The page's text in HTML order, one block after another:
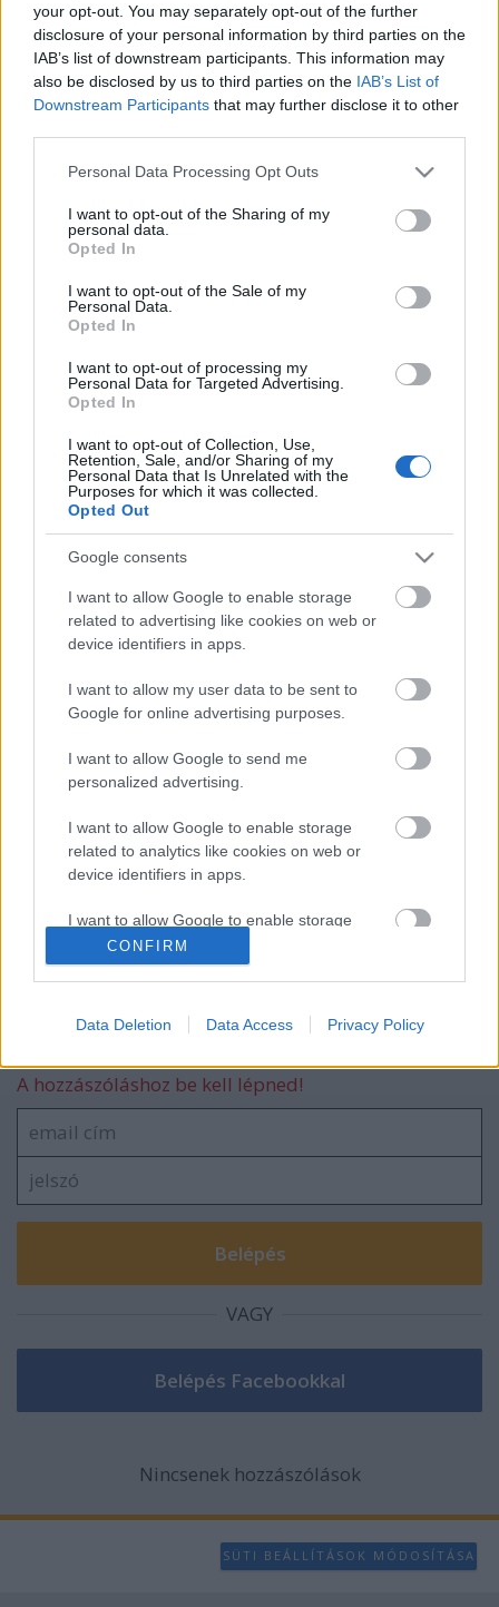
your opt-out. You may separately opt-out of the further
disclosure of your personal information by third parties on the
IAB’s list of downstream participants. This information may
also be disclosed by us to third parties on the IAB’s List of
Downstream Participants that may further disclose it to other
Please note that this website/app uses one or more Google
not limited to your visit or usage behaviour. You may click to
grant or deny consent to Google and its third-party tags to
use your data for below specified purposes in below Google
consent section.
Personal Data Processing Opt Outs
I want to opt-out of the Sharing of my
personal data.
Opted In
I want to opt-out of the Sale of my
Personal Data.
Opted In
I want to opt-out of processing my
Personal Data for Targeted Advertising.
Opted In
I want to opt-out of Collection, Use,
Retention, Sale, and/or Sharing of my
Personal Data that Is Unrelated with the
Purposes for which it was collected.
Opted Out
Google consents
I want to allow Google to enable storage
related to advertising like cookies on web or
device identifiers in apps.
I want to allow my user data to be sent to
Google for online advertising purposes.
I want to allow Google to send me
personalized advertising.
I want to allow Google to enable storage
related to analytics like cookies on web or
device identifiers in apps.
I want to allow Google to enable storage
related to functionality of the website or app.
related to personalization.
related to security, including authentication
functionality and fraud prevention, and other
user protection.
CONFIRM
Data Deletion Data Access Privacy Policy
50 évesen ismét édesapa lesz Kovács Áron... (Fotó:
Internet)
Címkék:játék boldogság bejegyzés várakozás
gondolatébresztő babavárás
celebcunami bulvárriadó
Ajánlott bejegyzések:
Babát vár Stana Alexandra...
Babát vár Palvin Barbara...
Babát vár Szabó Zsófi...
Magánéletéről vallott Zséda...
A hozzászóláshoz be kell lépned!
VAGY
Nincsenek hozzászólások
SÜTI BEÁLLÍTÁSOK MÓDOSÍTÁSA